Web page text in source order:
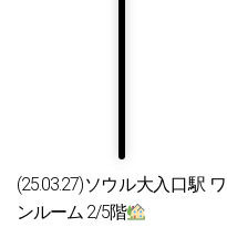
(25.03.27)ソウル大入口駅 ワ
ンルーム 2/5階